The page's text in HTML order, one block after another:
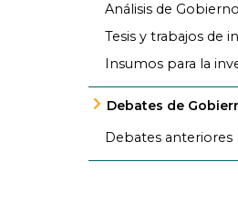
Análisis de
Tesis y trabajos de
Insumos para la
Debates de
Debates anteriores